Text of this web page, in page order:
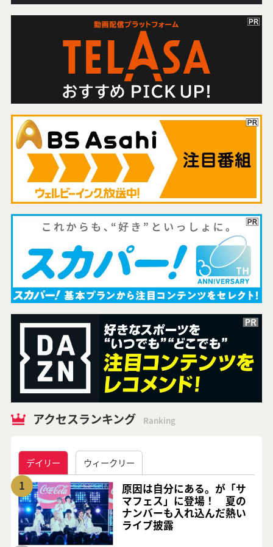
アクセスランキング Ranking
デイリー ウィークリー
1
原因は自分にある。が「サ
マフェス」に登場！ 夏の
ナンバーも入れ込んだ熱い
ライブ披露